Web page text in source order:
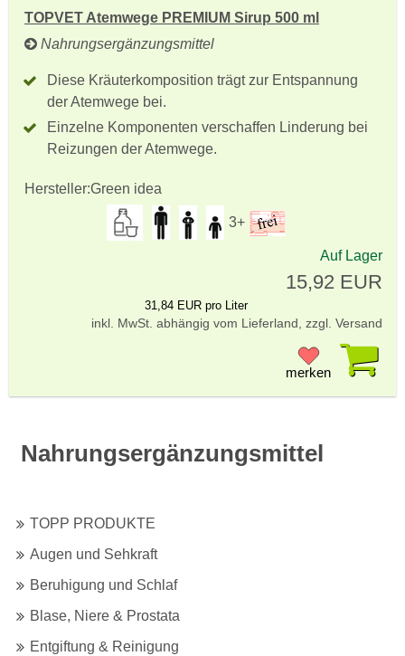
TOPVET Atemwege PREMIUM Sirup 500 ml
Nahrungsergänzungsmittel
Diese Kräuterkomposition trägt zur Entspannung
der Atemwege bei.
Einzelne Komponenten verschaffen Linderung bei
Reizungen der Atemwege.
Hersteller:Green idea
3+
Auf Lager
15,92 EUR
31,84 EUR pro Liter
inkl. MwSt. abhängig vom Lieferland, zzgl. Versand
merken
Nahrungsergänzungsmittel
TOPP PRODUKTE
Augen und Sehkraft
Beruhigung und Schlaf
Blase, Niere & Prostata
Entgiftung & Reinigung